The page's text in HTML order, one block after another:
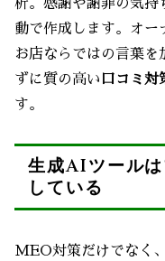
析。感謝や謝罪の気持
動で作成します。オー
お店ならではの言葉
ずに質の高い 口コミ対
す。
生成AIツール
している
MEO対策だけでなく